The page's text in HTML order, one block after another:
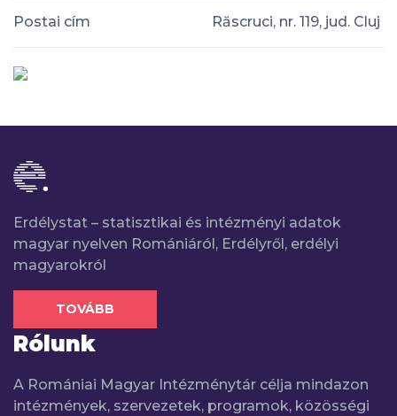
Postai cím Răscruci, nr. 119, jud. Cluj
Erdélystat – statisztikai és intézményi adatok
magyar nyelven Romániáról, Erdélyről, erdélyi
magyarokról
TOVÁBB
Rólunk
A Romániai Magyar Intézménytár célja mindazon
intézmények, szervezetek, programok, közösségi